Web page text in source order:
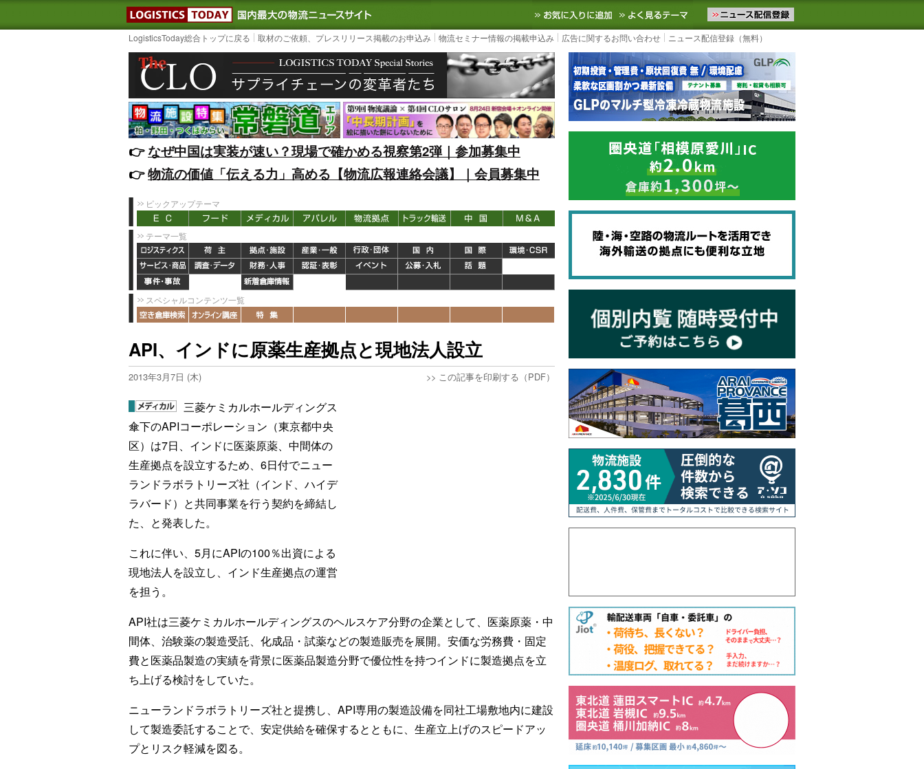
LOGISTICS TODAY｜国内最大の物流ニュースサイト3PL, SCMなど国内外の最新の物流ニュースをお届けします。物流ニュースメール配信を登録す
お気に入りに追加 よく見るテーマ
LogisticsToday総合トップに戻る 取材のご依頼、プレスリリース掲載のお申込み 物流セミナー情報の掲載申込み 広告に関するお問い合わせ ニュース配信登録（無料）
👉️なぜ中国は実装が速い？現場で確かめる視察第2弾｜参加募集中
👉️物流の価値「伝える力」高める【物流広報連絡会議】｜会員募集中
ピックアップテーマ
テーマ一覧
スペシャルコンテンツ一覧
API、インドに原薬生産拠点と現地法人設立
2013年3月7日 (木) >> この記事を印刷する（PDF）
三菱ケミカルホールディングス
傘下のAPIコーポレーション（東京都中央
区）は7日、インドに医薬原薬、中間体の
生産拠点を設立するため、6日付でニュー
ランドラボラトリーズ社（インド、ハイデ
ラバード）と共同事業を行う契約を締結し
た、と発表した。
これに伴い、5月にAPIの100％出資による
現地法人を設立し、インド生産拠点の運営
を担う。
API社は三菱ケミカルホールディングスのヘルスケア分野の企業として、医薬原薬・中
間体、治験薬の製造受託、化成品・試薬などの製造販売を展開。安価な労務費・固定
費と医薬品製造の実績を背景に医薬品製造分野で優位性を持つインドに製造拠点を立
ち上げる検討をしていた。
ニューランドラボラトリーズ社と提携し、API専用の製造設備を同社工場敷地内に建設
して製造委託することで、安定供給を確保するとともに、生産立上げのスピードアッ
プとリスク軽減を図る。